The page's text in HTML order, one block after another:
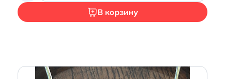
В корзину